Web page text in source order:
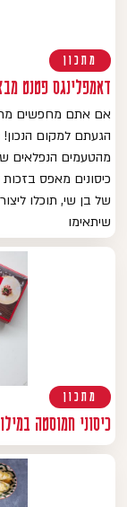
מתכון
דאמפלינגס פטנט
אם אתם מחפשים
הגעתם למקום
מהטעמים הנפלאים
כיסונים מאפס
של בן שי, תוכלו
שיתאימו
מתכון
כיסוני חמוסטה